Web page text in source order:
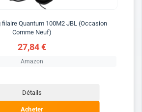
filaire Quantum 100M2 JBL (Occasion
Comme Neuf)
27,84 €
Amazon
Détails
Acheter